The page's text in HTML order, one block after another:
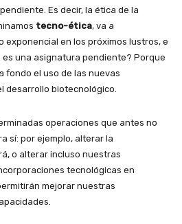
Es decir, la ética de la
tecno-ética, va a
exponencial en los próximos lustros, e
una asignatura pendiente? Porque
fondo el uso de las nuevas
desarrollo biotecnológico.
operaciones que antes no
sí: por ejemplo, alterar la
o alterar incluso nuestras
tecnológicas en
mejorar nuestras